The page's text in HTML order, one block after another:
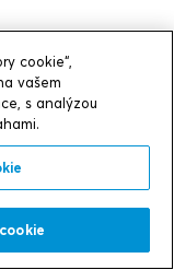
cookie“,
vašem
s analýzou